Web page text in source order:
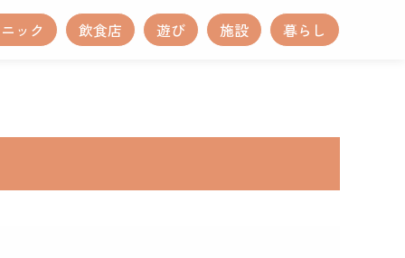
ック 飲食店 遊び 施設 暮らし